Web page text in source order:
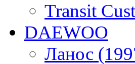
Transit
DAEWOO
Ланос